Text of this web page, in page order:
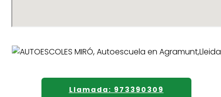
Llamada: 973390309